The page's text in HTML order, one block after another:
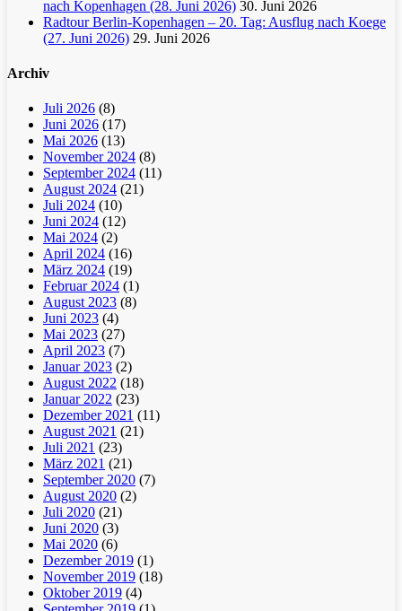
nach Kopenhagen (28. Juni 2026) 30. Juni 2026
Radtour Berlin-Kopenhagen – 20. Tag: Ausflug nach Koege
(27. Juni 2026) 29. Juni 2026
Archiv
Juli 2026 (8)
Juni 2026 (17)
Mai 2026 (13)
November 2024 (8)
September 2024 (11)
August 2024 (21)
Juli 2024 (10)
Juni 2024 (12)
Mai 2024 (2)
April 2024 (16)
März 2024 (19)
Februar 2024 (1)
August 2023 (8)
Juni 2023 (4)
Mai 2023 (27)
April 2023 (7)
Januar 2023 (2)
August 2022 (18)
Januar 2022 (23)
Dezember 2021 (11)
August 2021 (21)
Juli 2021 (23)
März 2021 (21)
September 2020 (7)
August 2020 (2)
Juli 2020 (21)
Juni 2020 (3)
Mai 2020 (6)
Dezember 2019 (1)
November 2019 (18)
Oktober 2019 (4)